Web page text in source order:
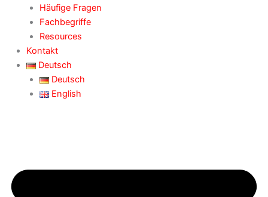
Häufige Fragen
Fachbegriffe
Resources
Kontakt
Deutsch
Deutsch
English